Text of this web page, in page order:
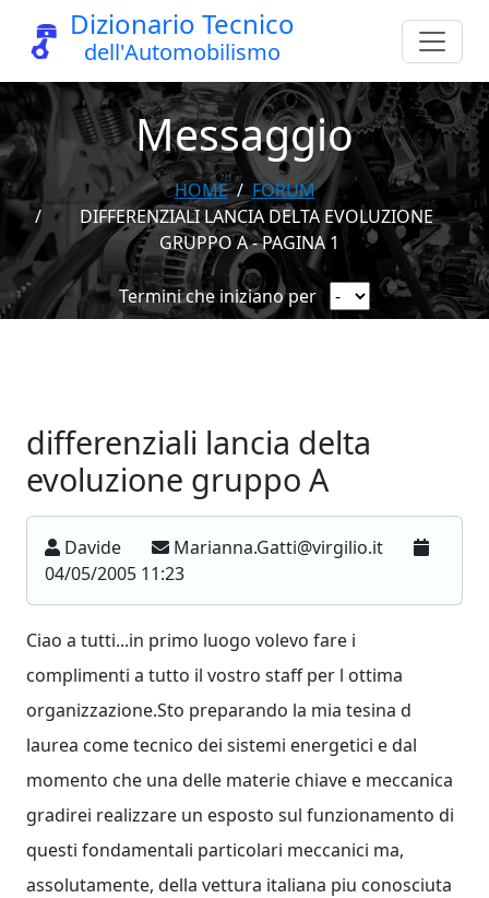
Dizionario Tecnico
dell'Automobilismo
Messaggio
HOME
FORUM
DIFFERENZIALI LANCIA DELTA EVOLUZIONE
GRUPPO A - PAGINA 1
Termini che iniziano per
differenziali lancia delta
evoluzione gruppo A
Davide
Marianna.Gatti@virgilio.it
04/05/2005 11:23
Ciao a tutti...in primo luogo volevo fare i
complimenti a tutto il vostro staff per l ottima
organizzazione.Sto preparando la mia tesina d
laurea come tecnico dei sistemi energetici e dal
momento che una delle materie chiave e meccanica
gradirei realizzare un esposto sul funzionamento di
questi fondamentali particolari meccanici ma,
assolutamente, della vettura italiana piu conosciuta